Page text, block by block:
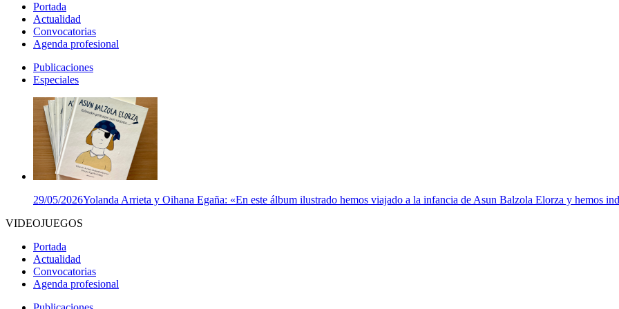
Portada
Actualidad
Convocatorias
Agenda profesional
Publicaciones
Especiales
29/05/2026Yolanda Arrieta y Oihana Egaña: «En este álbum ilustrado hemos viajado a la infancia de Asun Balzola Elorza y hemos
VIDEOJUEGOS
Portada
Actualidad
Convocatorias
Agenda profesional